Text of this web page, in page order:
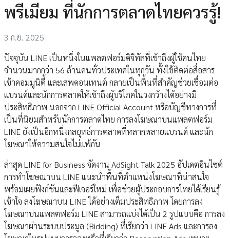
พรีเมียม ที่นักการตลาดไทยควรรู้!
3 ก.ย. 2025
ปัจจุบัน LINE เป็นหนึ่งในแพลตฟอร์มดิจิทัลที่เข้าถึงผู้ใช้คนไทย
จำนวนมากกว่า 56 ล้านคนทั่วประเทศในทุกวัน ทั้งใช้ติดต่อสื่อสาร
เข้าคอมมูนิตี้ และเสพคอนเทนต์ กลายเป็นพื้นที่สำคัญช่วยเชื่อมต่อ
แบรนด์และนักการตลาดให้เข้าถึงผู้บริโภคในวงกว้างได้อย่างมี
ประสิทธิภาพ นอกจาก LINE Official Account หรือบัญชีทางการที่
เป็นที่นิยมสำหรับนักการตลาดไทย การลงโฆษณาบนแพลตฟอร์ม
LINE ยังเป็นอีกหนึ่งกลยุทธ์การตลาดที่หลากหลายแบรนด์ และนัก
โฆษณาให้ความสนใจไม่แพ้กัน
ล่าสุด LINE for Business จัดงาน AdSight Talk 2025 อัปเดตอินไซต์
การทำโฆษณาบน LINE แนะนำพื้นที่ตำแหน่งโฆษณาที่น่าสนใจ
พร้อมเผยฟังก์ชันและฟีเจอร์ใหม่ เพื่อช่วยผู้ประกอบการไทยได้เรียนรู้
เข้าใจ ลงโฆษณาบน LINE ได้อย่างเต็มประสิทธิภาพ โดยการลง
โฆษณาบนแพลตฟอร์ม LINE สามารถแบ่งได้เป็น 2 รูปแบบคือ การลง
โฆษณาผ่านระบบประมูล (Bidding) ที่เรียกว่า LINE Ads และการลง